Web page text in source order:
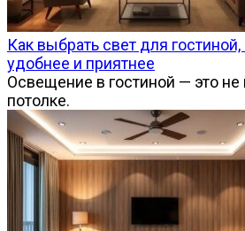
Как выбрать свет для
удобнее и приятнее
Освещение в гостиной — это
потолке.